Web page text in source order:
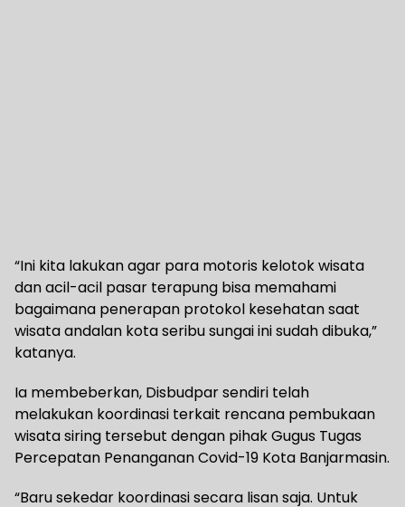
“Ini kita lakukan agar para motoris kelotok wisata
dan acil-acil pasar terapung bisa memahami
bagaimana penerapan protokol kesehatan saat
wisata andalan kota seribu sungai ini sudah dibuka,”
katanya.
Ia membeberkan, Disbudpar sendiri telah
melakukan koordinasi terkait rencana pembukaan
wisata siring tersebut dengan pihak Gugus Tugas
Percepatan Penanganan Covid-19 Kota Banjarmasin.
“Baru sekedar koordinasi secara lisan saja. Untuk